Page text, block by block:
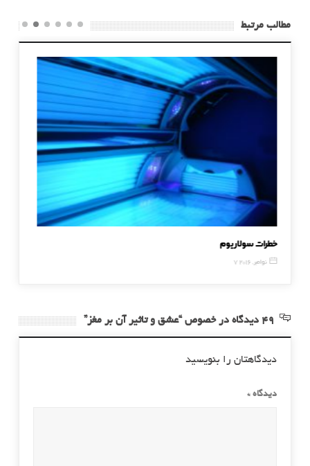
مطالب مرتبط
خطرات سولاریوم
7 نوامبر, 2016
دیدگاهتان را بنویسید
دیدگاه *